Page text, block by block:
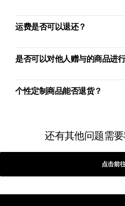
运费是否可以退还？
是否可以对他人赠与的商品进
个性定制商品能否退货？
还有其他问题需
点击前
Footer